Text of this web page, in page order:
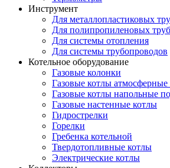
Инструмент
Для металлопластиковых
Для полипропиленовых
Для системы отопления
Для системы трубопроводов
Котельное оборудование
Газовые колонки
Газовые котлы
Газовые котлы напольные
Газовые настенные котлы
Гидрострелки
Горелки
Гребенка котельной
Твердотопливные котлы
Электрические котлы